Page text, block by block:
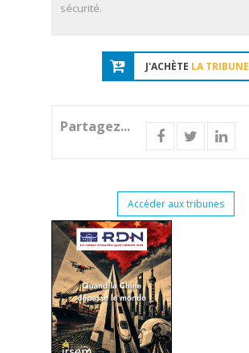
sécurité.
J'ACHÈTE LA TRIBUNE
Partagez...
Accéder aux tribunes